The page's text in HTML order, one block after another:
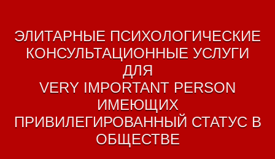
ЭЛИТАРНЫЕ ПСИХОЛОГИЧЕСКИЕ
КОНСУЛЬТАЦИОННЫЕ УСЛУГИ
ДЛЯ
VERY IMPORTANT PERSON
ИМЕЮЩИХ
ПРИВИЛЕГИРОВАННЫЙ СТАТУС В
ОБЩЕСТВЕ